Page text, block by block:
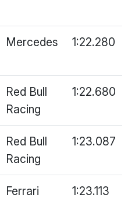
Mercedes 1:22.280
Red Bull
Racing
1:22.680
Red Bull
Racing
1:23.087
Ferrari 1:23.113